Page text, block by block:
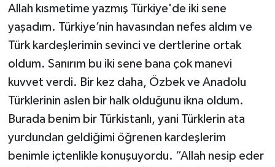
Allah kısmetime yazmış Türkiye'de iki sene
yaşadım. Türkiye’nin havasından nefes aldım ve
Türk kardeşlerimin sevinci ve dertlerine ortak
oldum. Sanırım bu iki sene bana çok manevi
kuvvet verdi. Bir kez daha, Özbek ve Anadolu
Türklerinin aslen bir halk olduğunu ikna oldum.
Burada benim bir Türkistanlı, yani Türklerin ata
yurdundan geldiğimi öğrenen kardeşlerim
benimle içtenlikle konuşuyordu. “Allah nesip eder